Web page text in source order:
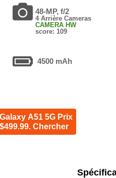
48-MP, f/2
4 Arrière Cameras
CAMERA HW
score: 109
4500 mAh
Galaxy A51 5G Prix
$499.99. Chercher